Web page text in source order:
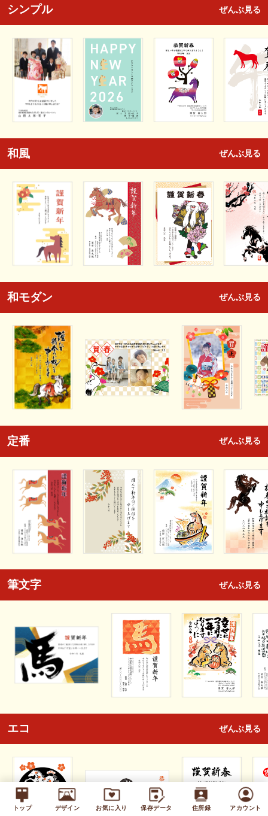
トップ デザイン お気に入り 保存データ 住所録 アカウント
シンプル ぜんぶ見る
和風 ぜんぶ見る
和モダン ぜんぶ見る
定番 ぜんぶ見る
筆文字 ぜんぶ見る
エコ ぜんぶ見る